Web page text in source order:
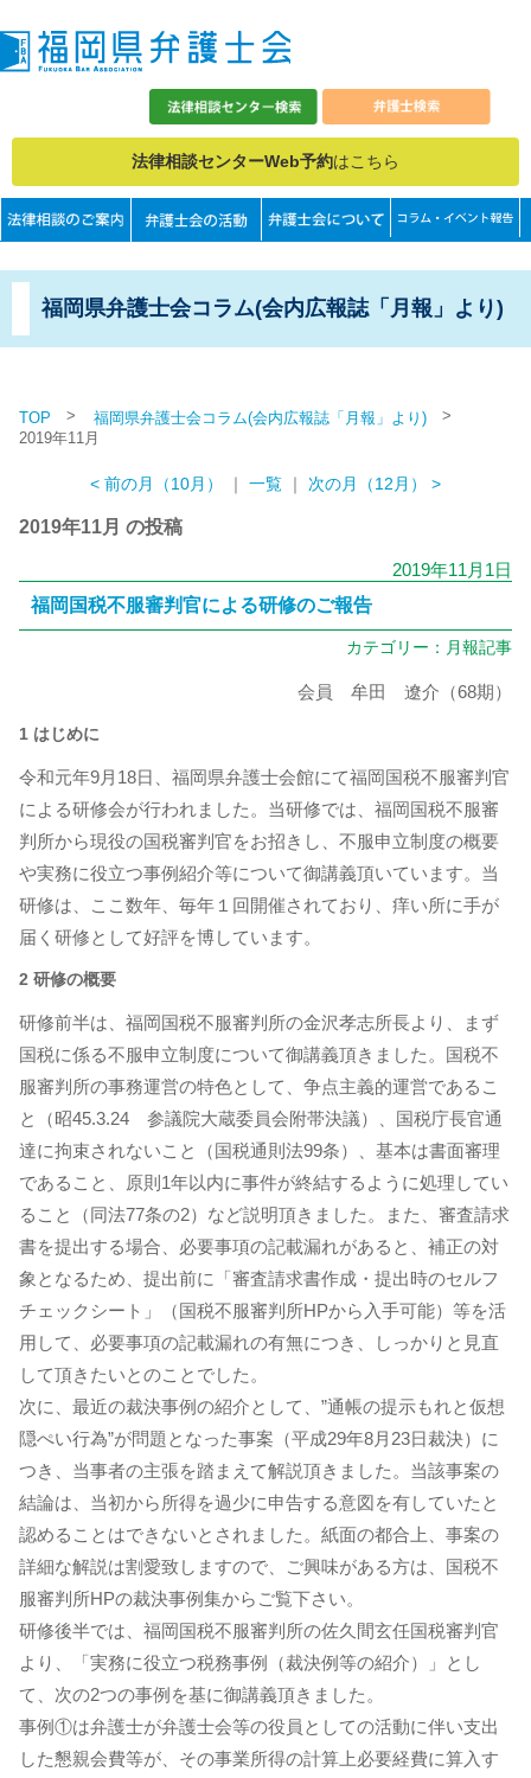
法律相談センターWeb予約はこちら
福岡県弁護士会コラム(会内広報誌「月報」より)
TOP > 福岡県弁護士会コラム(会内広報誌「月報」より) >
2019年11月
< 前の月（10月） ｜ 一覧 ｜ 次の月（12月） >
2019年11月 の投稿
2019年11月1日
福岡国税不服審判官による研修のご報告
カテゴリー： 月報記事
会員 牟田 遼介（68期）
1 はじめに
令和元年9月18日、福岡県弁護士会館にて福岡国税不服審判官
による研修会が行われました。当研修では、福岡国税不服審
判所から現役の国税審判官をお招きし、不服申立制度の概要
や実務に役立つ事例紹介等について御講義頂いています。当
研修は、ここ数年、毎年１回開催されており、痒い所に手が
届く研修として好評を博しています。
2 研修の概要
研修前半は、福岡国税不服審判所の金沢孝志所長より、まず
国税に係る不服申立制度について御講義頂きました。国税不
服審判所の事務運営の特色として、争点主義的運営であるこ
と（昭45.3.24 参議院大蔵委員会附帯決議）、国税庁長官通
達に拘束されないこと（国税通則法99条）、基本は書面審理
であること、原則1年以内に事件が終結するように処理してい
ること（同法77条の2）など説明頂きました。また、審査請求
書を提出する場合、必要事項の記載漏れがあると、補正の対
象となるため、提出前に「審査請求書作成・提出時のセルフ
チェックシート」（国税不服審判所HPから入手可能）等を活
用して、必要事項の記載漏れの有無につき、しっかりと見直
して頂きたいとのことでした。
次に、最近の裁決事例の紹介として、”通帳の提示もれと仮想
隠ぺい行為”が問題となった事案（平成29年8月23日裁決）に
つき、当事者の主張を踏まえて解説頂きました。当該事案の
結論は、当初から所得を過少に申告する意図を有していたと
認めることはできないとされました。紙面の都合上、事案の
詳細な解説は割愛致しますので、ご興味がある方は、国税不
服審判所HPの裁決事例集からご覧下さい。
研修後半では、福岡国税不服審判所の佐久間玄任国税審判官
より、「実務に役立つ税務事例（裁決例等の紹介）」とし
て、次の2つの事例を基に御講義頂きました。
事例①は弁護士が弁護士会等の役員としての活動に伴い支出
した懇親会費等が、その事業所得の計算上必要経費に算入す